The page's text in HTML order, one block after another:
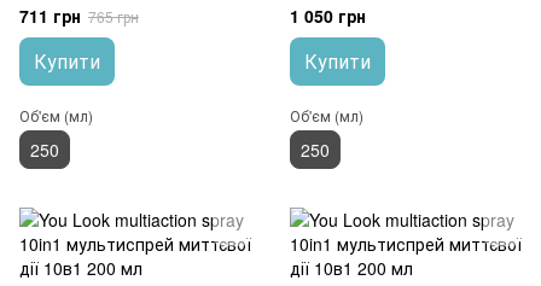
711 грн 765 грн
Купити
Об'єм (мл)
250
1 050 грн
Купити
Об'єм (мл)
250